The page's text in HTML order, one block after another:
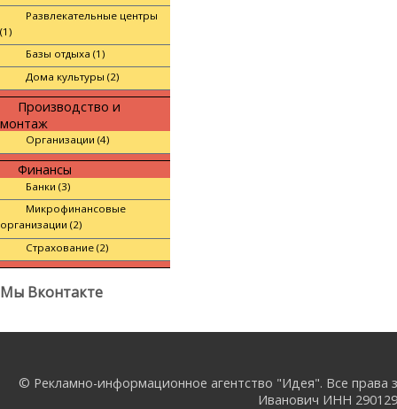
Развлекательные центры
(1)
Базы отдыха (1)
Дома культуры (2)
Производство и
монтаж
Организации (4)
Финансы
Банки (3)
Микрофинансовые
организации (2)
Страхование (2)
Мы Вконтакте
© Рекламно-информационное агентство "Идея". Все права
Иванович ИНН